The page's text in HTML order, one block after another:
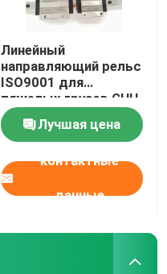
Линейный
направляющий рельс
ISO9001 для
тяжелых грузов GHH
HA Линейный блок
скольжения
Лучшая цена
контактные
данные